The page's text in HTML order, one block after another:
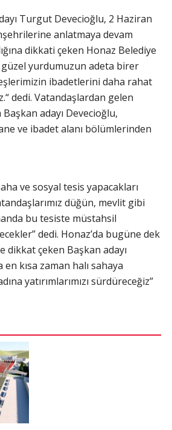
Turgut Devecioğlu, 2 Haziran
anlatmaya devam
dikkati çeken Honaz Belediye
güzel yurdumuzun adeta birer
ibadetlerini daha rahat
dedi. Vatandaşlardan gelen
adayı Devecioğlu,
ve ibadet alanı bölümlerinden
ve sosyal tesis yapacakları
düğün, mevlit gibi
bu tesiste müstahsil
dedi. Honaz’da bugüne dek
çeken Başkan adayı
kısa zaman halı sahaya
yatırımlarımızı sürdüreceğiz”